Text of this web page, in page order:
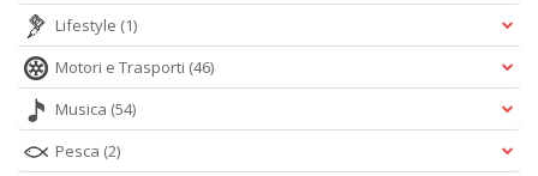
Lifestyle (1)
Motori e Trasporti (46)
Musica (54)
Pesca (2)